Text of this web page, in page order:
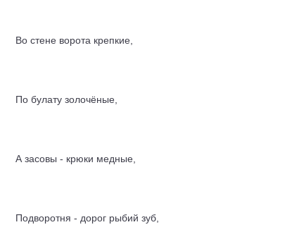
Во стене ворота крепкие,
По булату золочёные,
А засовы - крюки медные,
Подворотня - дорог рыбий зуб,